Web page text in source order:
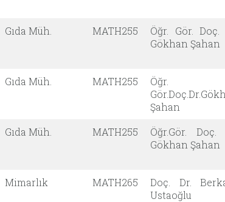
Gıda Müh. MATH255
Öğr. Gör. Doç.
Gökhan Şahan
Gıda Müh. MATH255
Öğr.
Şahan
Gıda Müh. MATH255
Öğr.Gör. Doç.
Gökhan Şahan
Mimarlık MATH265
Doç. Dr.
Ustaoğlu